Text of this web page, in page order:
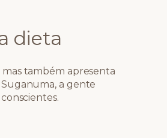
dieta
também apresenta
a gente